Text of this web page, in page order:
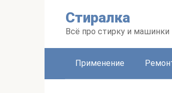
Стиралка
Всё про стирку и машинки
Применение